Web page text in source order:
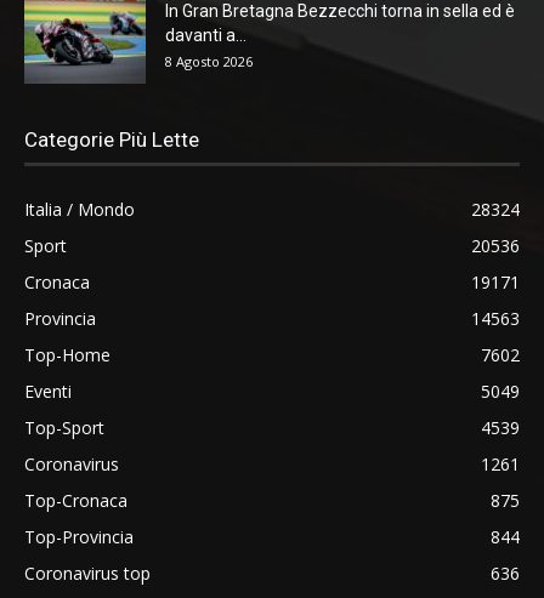
In Gran Bretagna Bezzecchi torna in sella ed è
davanti a...
8 Agosto 2026
Categorie Più Lette
Italia / Mondo
28324
Sport
20536
Cronaca
19171
Provincia
14563
Top-Home
7602
Eventi
5049
Top-Sport
4539
Coronavirus
1261
Top-Cronaca
875
Top-Provincia
844
Coronavirus top
636